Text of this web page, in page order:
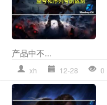
产品中不...
xh 12-28 0